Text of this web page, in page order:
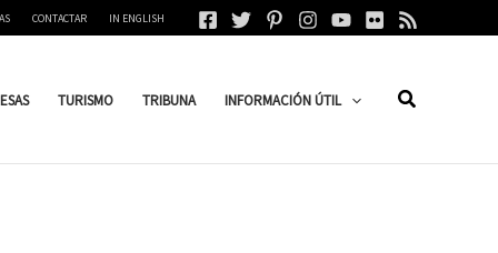
CONTACTAR IN ENGLISH
TURISMO TRIBUNA INFORMACIÓN ÚTIL